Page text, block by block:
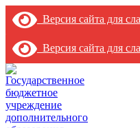
Версия сайта для
Версия сайта для